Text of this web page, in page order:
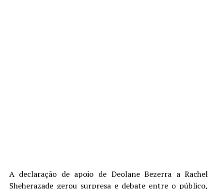
A declaração de apoio de Deolane Bezerra a Rachel
Sheherazade gerou surpresa e debate entre o público,